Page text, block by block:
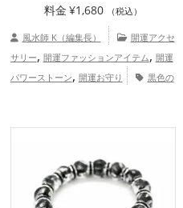
料金 ¥1,680 （税込）
風水師 K（編集長）
開運アクセ
サリー, 開運ファッションアイテム, 開運
パワーストーン, 開運お守り
黒色の
ミラーの開運グッズ
事運アップ,健康運アップ,家庭運・家族
運アップ,総合運・全体運アップ